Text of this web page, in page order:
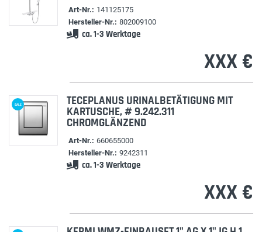
Art-Nr.: 141125175
Hersteller-Nr.: 802009100
ca. 1-3 Werktage
XXX €
SALE TECEPLANUS URINALBETÄTIGUNG MIT
KARTUSCHE, # 9.242.311
CHROMGLÄNZEND
Art-Nr.: 660655000
Hersteller-Nr.: 9242311
ca. 1-3 Werktage
XXX €